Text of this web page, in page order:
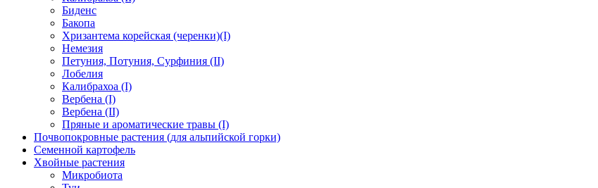
Биденс
Бакопа
Хризантема корейская (черенки)(I)
Немезия
Петуния, Потуния, Сурфиния (II)
Лобелия
Калибрахоа (I)
Вербена (I)
Вербена (II)
Пряные и ароматические травы (I)
Почвопокровные растения (для альпийской горки)
Семенной картофель
Хвойные растения
Микробиота